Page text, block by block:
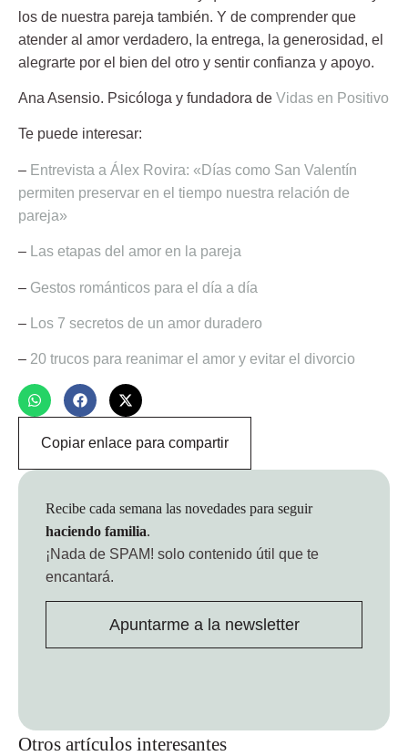
los de nuestra pareja también. Y de comprender que
atender al amor verdadero, la entrega, la generosidad, el
alegrarte por el bien del otro y sentir confianza y apoyo.
Ana Asensio. Psicóloga y fundadora de Vidas en Positivo
Te puede interesar:
– Entrevista a Álex Rovira: «Días como San Valentín
permiten preservar en el tiempo nuestra relación de
pareja»
– Las etapas del amor en la pareja
– Gestos románticos para el día a día
– Los 7 secretos de un amor duradero
– 20 trucos para reanimar el amor y evitar el divorcio
Copiar enlace para compartir
Otros artículos interesantes
Recibe cada semana las novedades para seguir
haciendo familia.
¡Nada de SPAM! solo contenido útil que te
encantará.
Apuntarme a la newsletter